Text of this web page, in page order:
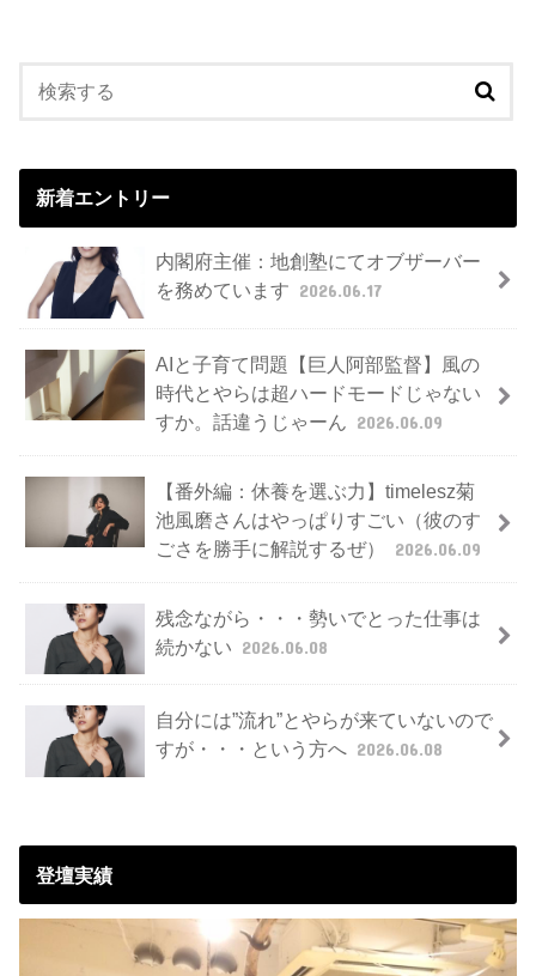
新着エントリー
内閣府主催：地創塾にてオブザーバー
を務めています 2026.06.17
AIと子育て問題【巨人阿部監督】風の
時代とやらは超ハードモードじゃない
すか。話違うじゃーん 2026.06.09
【番外編：休養を選ぶ力】timelesz菊
池風磨さんはやっぱりすごい（彼のす
ごさを勝手に解説するぜ）
2026.06.09
残念ながら・・・勢いでとった仕事は
続かない 2026.06.08
自分には”流れ”とやらが来ていないので
すが・・・という方へ 2026.06.08
登壇実績